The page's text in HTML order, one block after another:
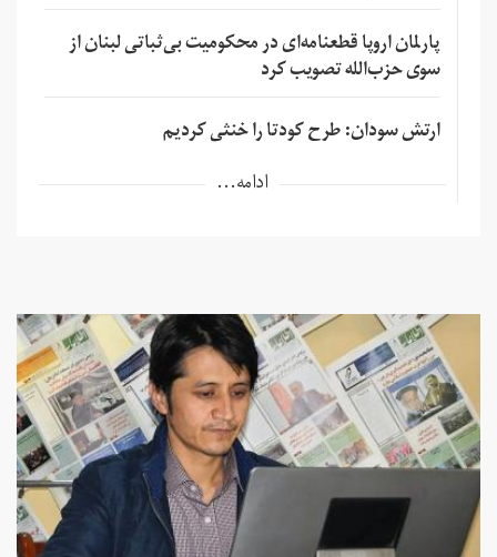
پارلمان اروپا قطعنامه‌ای در محکومیت بی‌ثباتی لبنان از
سوی حزب‌الله تصویب کرد
ارتش سودان: طرح کودتا را خنثی کردیم
ادامه...